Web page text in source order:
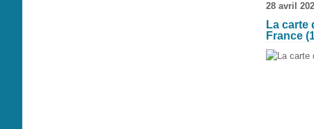
28 avril
La carte
France